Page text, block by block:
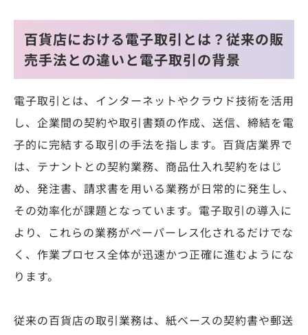
百貨店における電子取引とは？従来の販
売手法との違いと電子取引の背景
電子取引とは、インターネットやクラウド技術を活用
し、企業間の契約や取引書類の作成、送信、締結を電
子的に完結する取引の手法を指します。百貨店業界で
は、テナントとの契約業務、商品仕入れ契約をはじ
め、発注書、請求書を用いる業務が日常的に発生し、
その効率化が課題となっています。電子取引の導入に
より、これらの業務がペーパーレス化されるだけでな
く、作業プロセス全体が迅速かつ正確に進むようにな
ります。
従来の百貨店の取引業務は、紙ベースの契約書や郵送